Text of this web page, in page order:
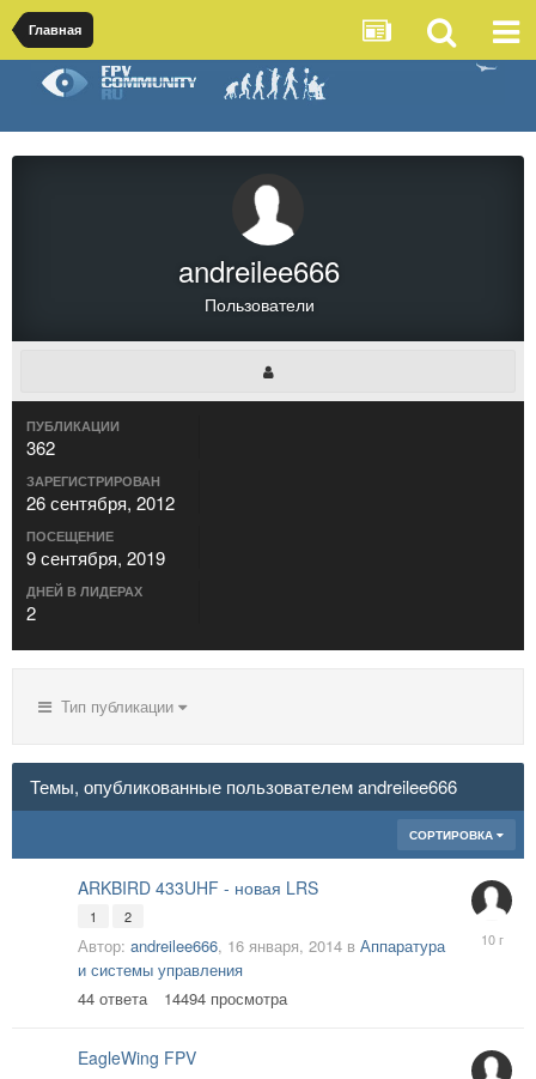
Главная
andreilee666
Пользователи
ПУБЛИКАЦИИ
362
ЗАРЕГИСТРИРОВАН
26 сентября, 2012
ПОСЕЩЕНИЕ
9 сентября, 2019
ДНЕЙ В ЛИДЕРАХ
2
Тип публикации
Темы, опубликованные пользователем andreilee666
СОРТИРОВКА
ARKBIRD 433UHF - новая LRS
1 2
Автор: andreilee666, 16 января, 2014 в Аппаратура
и системы управления
44 ответа 14494 просмотра
12
ноября,
EagleWing FPV